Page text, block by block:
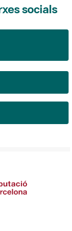
socials